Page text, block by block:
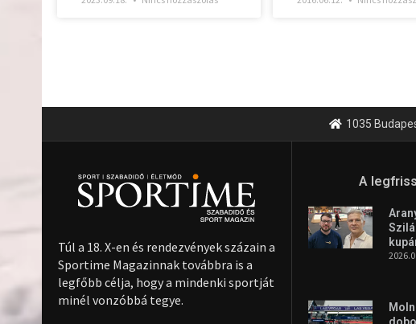
1035
Túl a 18. X-en és rendezvények százain a
Sportime Magazinnak továbbra is a
legfőbb célja, hogy a mindenki sportját
minél vonzóbbá tegye.
A